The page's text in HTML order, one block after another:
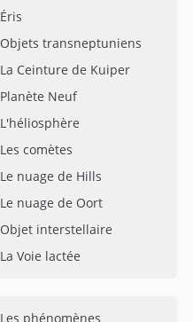
Éris
Objets transneptuniens
La Ceinture de Kuiper
Planète Neuf
L'héliosphère
Les comètes
Le nuage de Hills
Le nuage de Oort
Objet interstellaire
La Voie lactée
Les phénomènes